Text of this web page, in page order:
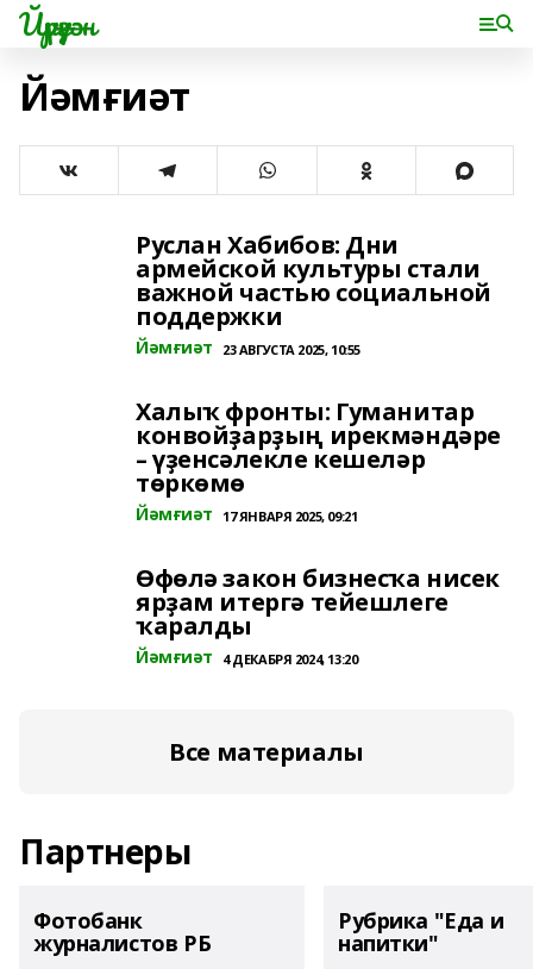
Йүрүҙән
Йәмғиәт
Руслан Хабибов: Дни
армейской культуры стали
важной частью социальной
поддержки
Йәмғиәт 23 АВГУСТА 2025, 10:55
Халыҡ фронты: Гуманитар
конвойҙарҙың ирекмәндәре
– үҙенсәлекле кешеләр
төркөмө
Йәмғиәт 17 ЯНВАРЯ 2025, 09:21
Өфөлә закон бизнесҡа нисек
ярҙам итергә тейешлеге
ҡаралды
Йәмғиәт 4 ДЕКАБРЯ 2024, 13:20
Все материалы
Партнеры
Фотобанк
журналистов РБ
Рубрика "Еда и
напитки"